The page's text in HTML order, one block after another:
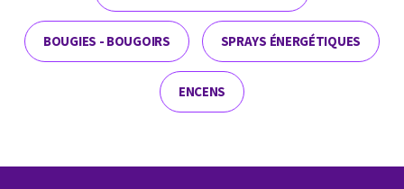
BOUGIES - BOUGOIRS SPRAYS ÉNERGÉTIQUES
ENCENS